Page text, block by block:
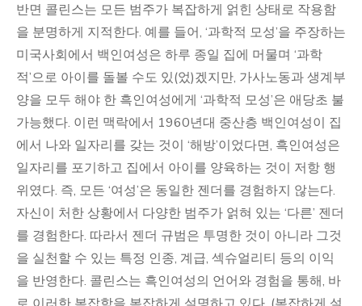
반면 콜린스는 모든 범주가 복잡하게 얽힌 상태로 작용함
을 분명하게 지적한다. 예를 들어, ‘과학적 모성’을 주장하는
미국사회에서 백인여성은 하루 종일 집에 머물며 ‘과학
적’으로 아이를 돌볼 수도 있(었)겠지만, 가사노동과 생계부
양을 모두 해야 한 흑인여성에게 ‘과학적 모성’은 애당초 불
가능했다. 이런 맥락에서 1960년대 중산층 백인여성이 집
에서 나와 일자리를 갖는 것이 ‘해방’이었다면, 흑인여성은
일자리를 포기하고 집에서 아이를 양육하는 것이 저항 행
위였다. 즉, 모든 ‘여성’은 동일한 젠더를 경험하지 않는다.
자신이 처한 상황에서 다양한 범주가 얽혀 있는 ‘다른’ 젠더
를 경험한다. 따라서 젠더 규범은 투명한 것이 아니라 그것
을 실천할 수 있는 특정 인종, 계급, 섹슈얼리티 등의 이익
을 반영한다. 콜린스는 흑인여성의 언어와 경험을 통해, 바